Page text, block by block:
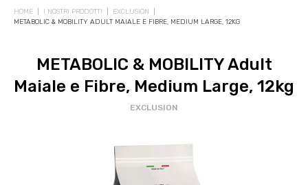
HOME I NOSTRI PRODOTTI
EXCLUSION
METABOLIC & MOBILITY ADULT MAIALE E FIBRE, MEDIUM LARGE, 12KG
METABOLIC & MOBILITY Adult
Maiale e Fibre, Medium Large, 12kg
EXCLUSION
Aggiungi un prodotto Platinum al carrello e ricevi il 5